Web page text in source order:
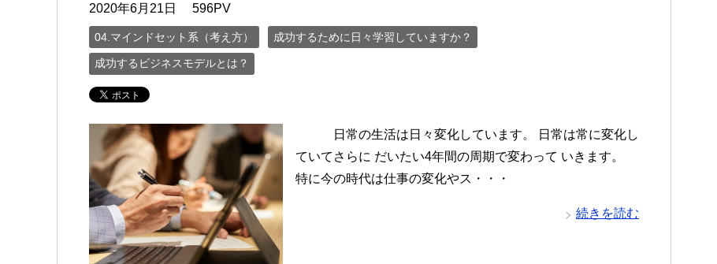
2020年6月21日 596PV
04.マインドセット系（考え方） 成功するために日々学習していますか？
成功するビジネスモデルとは？
日常の生活は日々変化しています。 日常は常に変化し
ていてさらに だいたい4年間の周期で変わって いきます。
特に今の時代は仕事の変化やス・・・
続きを読む